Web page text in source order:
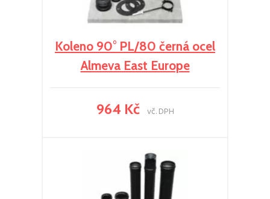
Koleno 90° PL/80 černá ocel
Almeva East Europe
964 Kč vč. DPH